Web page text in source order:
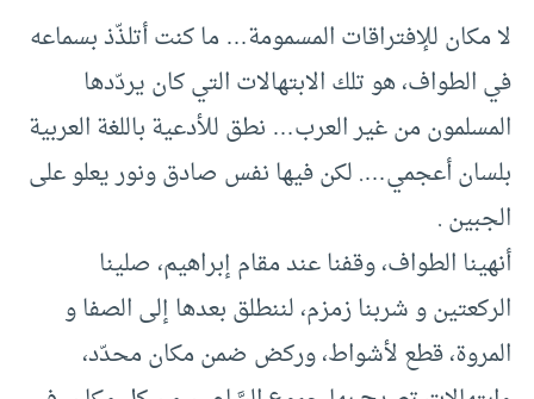
لا مكان للإفتراقات المسمومة… ما كنت أتلذّذ بسماعه
في الطواف، هو تلك الابتهالات التي كان يردّدها
المسلمون من غير العرب… نطق للأدعية باللغة العربية
بلسان أعجمي…. لكن فيها نفس صادق ونور يعلو على
الجبين .
أنهينا الطواف، وقفنا عند مقام إبراهيم، صلينا
الركعتين و شربنا زمزم، لننطلق بعدها إلى الصفا و
المروة، قطع لأشواط، وركض ضمن مكان محدّد،